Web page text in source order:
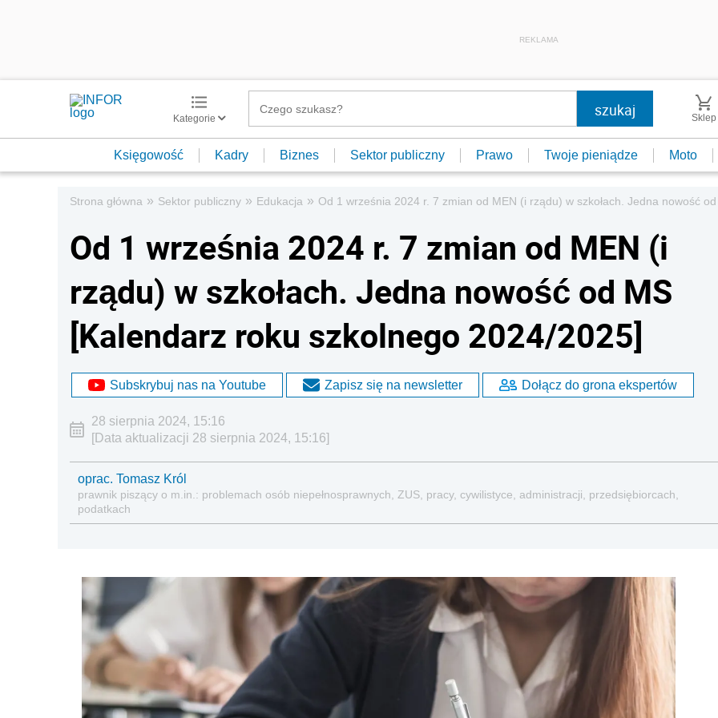
REKLAMA
Kategorie Sklep
Księgowość Kadry Biznes Sektor publiczny Prawo Twoje pieniądze Moto
Strona główna » Sektor publiczny » Edukacja » Od 1 września 2024 r. 7 zmian od MEN (i rządu) w szkołach. Jedna nowość
Od 1 września 2024 r. 7 zmian od MEN (i
rządu) w szkołach. Jedna nowość od MS
[Kalendarz roku szkolnego 2024/2025]
Subskrybuj nas na Youtube Zapisz się na newsletter Dołącz do grona ekspertów
28 sierpnia 2024, 15:16
[Data aktualizacji 28 sierpnia 2024, 15:16]
oprac. Tomasz Król
prawnik piszący o m.in.: problemach osób niepełnosprawnych, ZUS, pracy, cywilistyce, administracji, przedsiębiorcach,
podatkach